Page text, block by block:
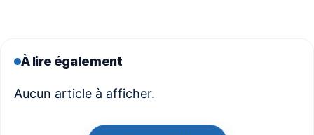
À lire également
Aucun article à afficher.